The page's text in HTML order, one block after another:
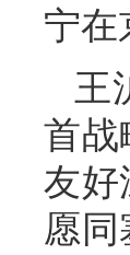
宁在
王
首战
友好
愿